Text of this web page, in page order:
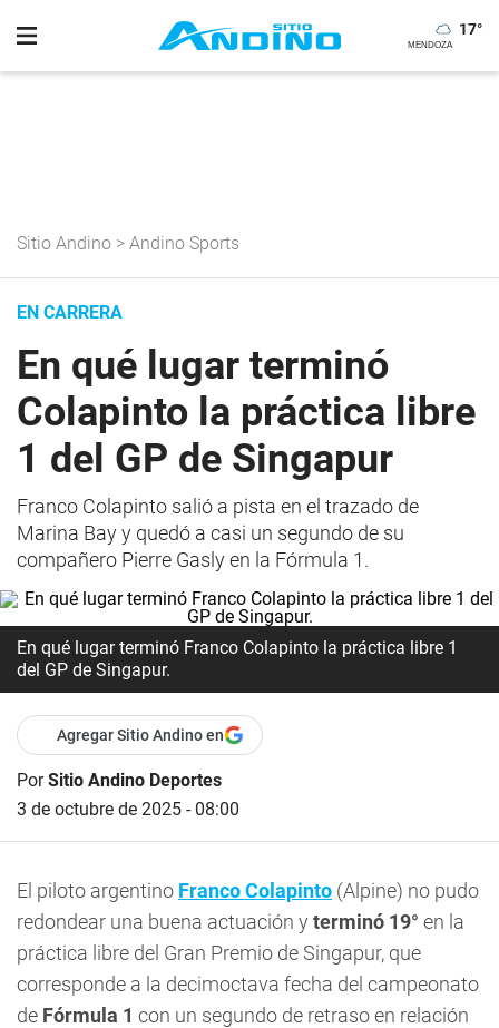
17°
Sitio Andino > Andino Sports
EN CARRERA
En qué lugar terminó
Colapinto la práctica libre
1 del GP de Singapur
Franco Colapinto salió a pista en el trazado de
Marina Bay y quedó a casi un segundo de su
compañero Pierre Gasly en la Fórmula 1.
En qué lugar terminó Franco Colapinto la práctica libre 1
del GP de Singapur.
Agregar Sitio Andino en
PorSitio Andino Deportes
3 de octubre de 2025 - 08:00
El piloto argentino Franco Colapinto (Alpine) no pudo
redondear una buena actuación y terminó 19° en la
práctica libre del Gran Premio de Singapur, que
corresponde a la decimoctava fecha del campeonato
de Fórmula 1 con un segundo de retraso en relación